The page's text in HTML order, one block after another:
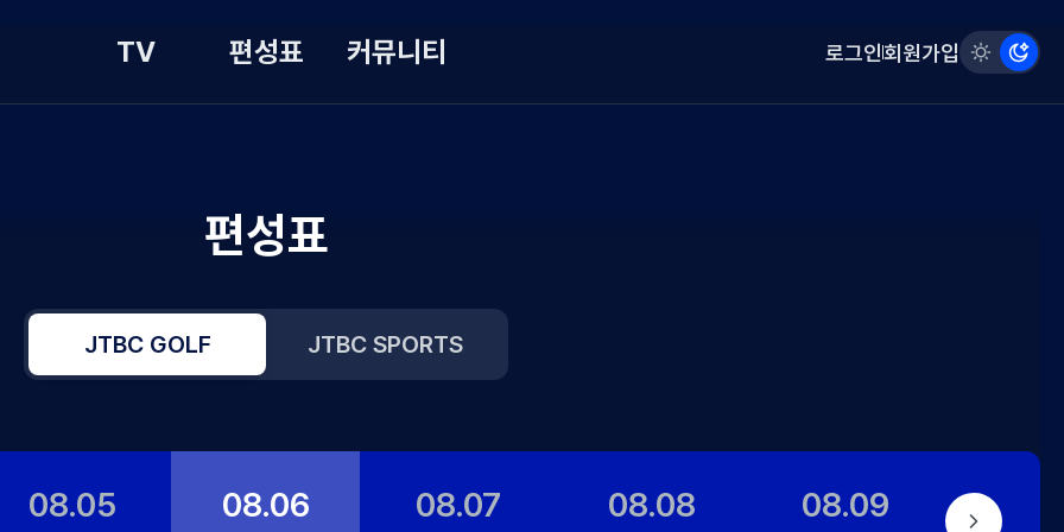
TV 편성표 커뮤니티
모
드
선
로그인회원가입
편성표
JTBC GOLF JTBC SPORTS
08.05 08.06 08.07 08.08 08.09